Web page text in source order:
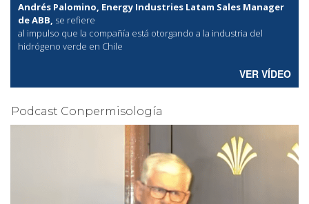
Andrés Palomino, Energy Industries Latam Sales Manager
de ABB, se refiere
al impulso que la compañía está otorgando a la industria del
hidrógeno verde en Chile
VER VÍDEO
Podcast Conpermisología